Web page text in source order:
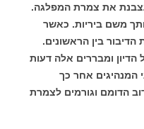
את צמרת המפלגה.
משם ביריות. כאשר
בין הראשונים.
ומבררים אלה דעות
המנהיגים אחר כך
הדומם וגורמים לצמרת